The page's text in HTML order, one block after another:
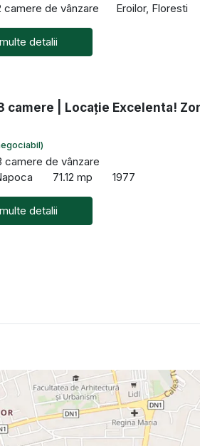
camere de vânzare Eroilor, Floresti
detalii
camere | Locație Excelenta!
camere de vânzare
71.12 mp 1977
detalii